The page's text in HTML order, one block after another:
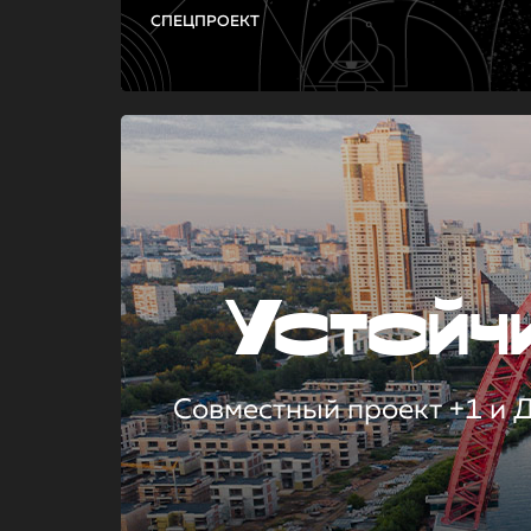
СПЕЦПРОЕКТ
Совместный проект +1 и